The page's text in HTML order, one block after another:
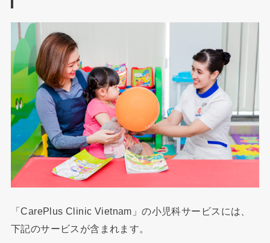
「CarePlus Clinic Vietnam」の小児科サービスには、
下記のサービスが含まれます。